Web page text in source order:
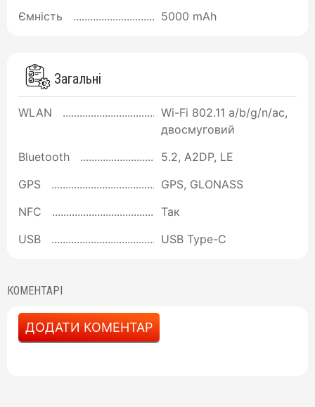
Ємність
5000 mAh
Загальні
WLAN
Wi-Fi 802.11 a/b/g/n/ac,
двосмуговий
Bluetooth
5.2, A2DP, LE
GPS
GPS, GLONASS
NFC
Так
USB
USB Type-C
КОМЕНТАРІ
ДОДАТИ КОМЕНТАР